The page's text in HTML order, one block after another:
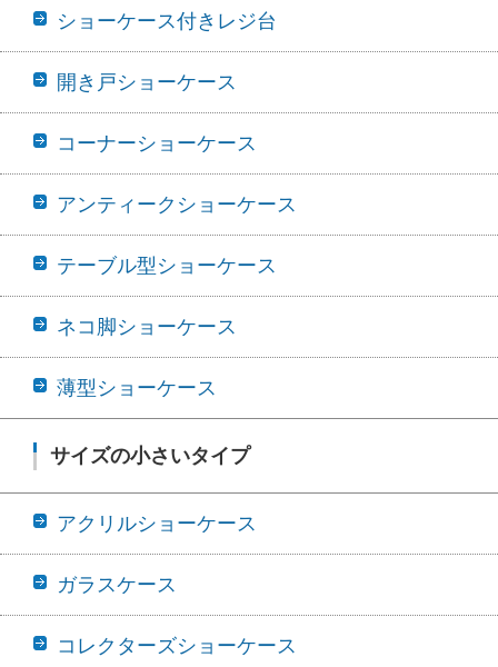
ショーケース付きレジ台
開き戸ショーケース
コーナーショーケース
アンティークショーケース
テーブル型ショーケース
ネコ脚ショーケース
薄型ショーケース
サイズの小さいタイプ
アクリルショーケース
ガラスケース
コレクターズショーケース